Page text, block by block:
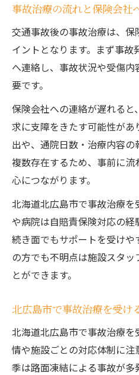
事故治療の流れと保険会社
交通事故後の事故治療は、
イントとなります。まず事
へ連絡し、事故状況や受傷
要です。
保険会社への連絡が遅れる
求に支障をきたす可能性が
出や、通院日数・治療内容
複数存在するため、事前に
心につながります。
北海道北広島市で事故治療
や病院は自賠責保険対応の
続き面でもサポートを受けや
の方でも不明点は施設スタ
とができます。
北広島市で事故治療を受け
北海道北広島市で事故治療
情や施設ごとの対応体制に
季は路面凍結による事故が